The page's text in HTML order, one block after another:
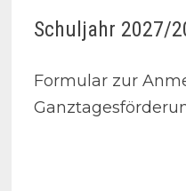
Schuljahr 2027/
Formular zur